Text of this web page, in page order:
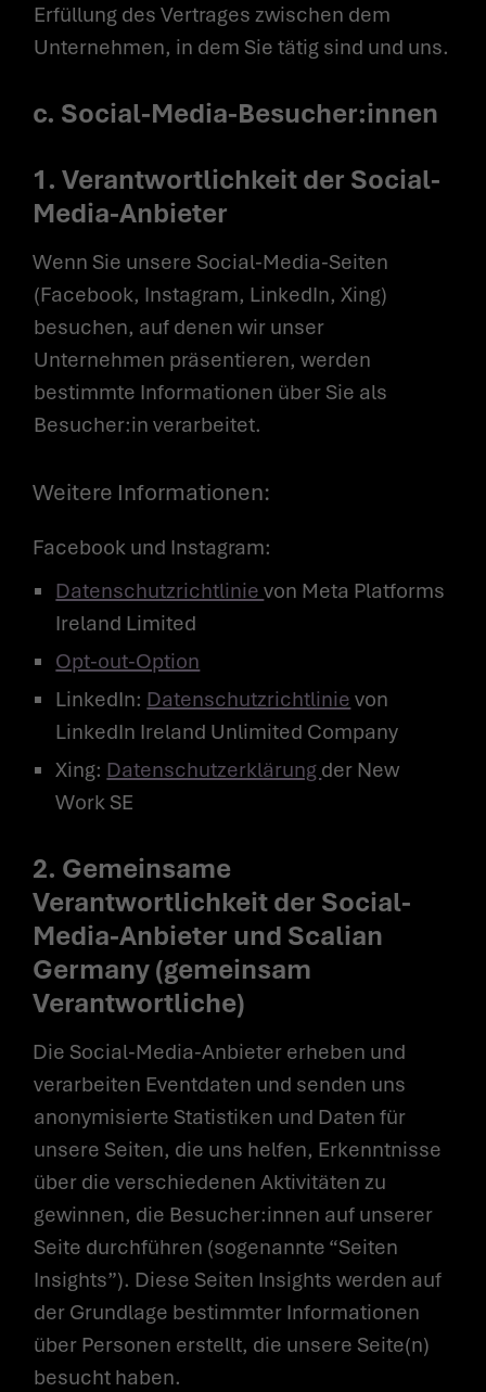
Erfüllung des Vertrages zwischen dem
Unternehmen, in dem Sie tätig sind und uns.
c. Social-Media-Besucher:innen
1. Verantwortlichkeit der Social-
Media-Anbieter
Wenn Sie unsere Social-Media-Seiten
(Facebook, Instagram, LinkedIn, Xing)
besuchen, auf denen wir unser
Unternehmen präsentieren, werden
bestimmte Informationen über Sie als
Besucher:in verarbeitet.
Weitere Informationen:
Facebook und Instagram:
Datenschutzrichtlinievon Meta Platforms
Ireland Limited
Opt-out-Option
LinkedIn: Datenschutzrichtlinie von
LinkedIn Ireland Unlimited Company
Xing: Datenschutzerklärung der New
Work SE
2. Gemeinsame
Verantwortlichkeit der Social-
Media-Anbieter und Scalian
Germany (gemeinsam
Verantwortliche)
Die Social-Media-Anbieter erheben und
verarbeiten Eventdaten und senden uns
anonymisierte Statistiken und Daten für
unsere Seiten, die uns helfen, Erkenntnisse
über die verschiedenen Aktivitäten zu
gewinnen, die Besucher:innen auf unserer
Seite durchführen (sogenannte “Seiten
Insights”). Diese Seiten Insights werden auf
der Grundlage bestimmter Informationen
über Personen erstellt, die unsere Seite(n)
besucht haben.